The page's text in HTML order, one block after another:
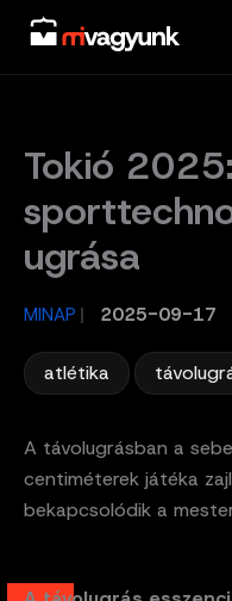
Skip
content
Tokió
ugrása
MINAP / 2025-09-17
atlétika
A távolugrásban a
centiméterek játéka
bekapcsolódik a